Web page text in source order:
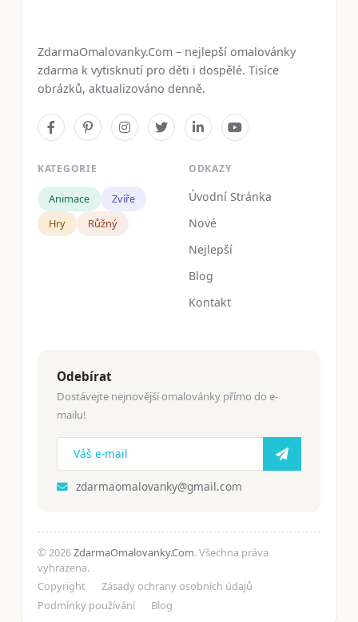
ZdarmaOmalovanky.Com – nejlepší omalovánky
zdarma k vytisknutí pro děti i dospělé. Tisíce
obrázků, aktualizováno denně.
KATEGORIE
Animace
Zvíře
Hry
Růžný
ODKAZY
Úvodní Stránka
Nové
Nejlepší
Blog
Kontakt
Odebírat
Dostávejte nejnovější omalovánky přímo do e-
mailu!
zdarmaomalovanky@gmail.com
© 2026ZdarmaOmalovanky.Com. Všechna práva
vyhrazena.
Copyright
Zásady ochrany osobních údajů
Podmínky používání
Blog